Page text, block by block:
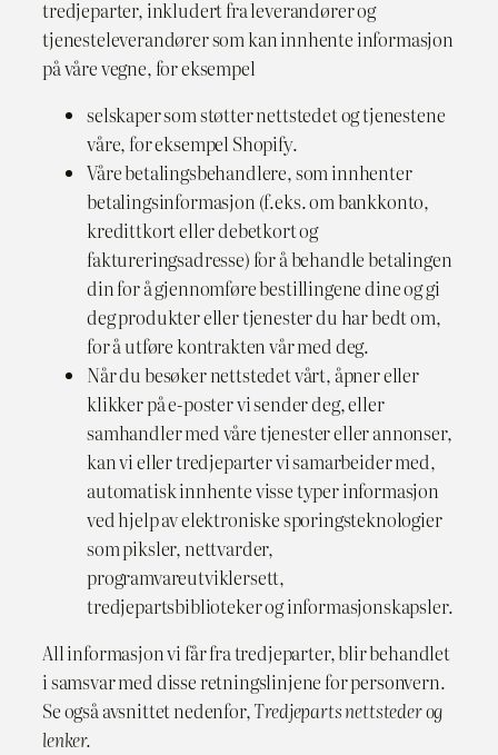
tredjeparter, inkludert fra leverandører og
tjenesteleverandører som kan innhente informasjon
på våre vegne, for eksempel
selskaper som støtter nettstedet og tjenestene
våre, for eksempel Shopify.
Våre betalingsbehandlere, som innhenter
betalingsinformasjon (f.eks. om bankkonto,
kredittkort eller debetkort og
faktureringsadresse) for å behandle betalingen
din for å gjennomføre bestillingene dine og gi
deg produkter eller tjenester du har bedt om,
for å utføre kontrakten vår med deg.
Når du besøker nettstedet vårt, åpner eller
klikker på e-poster vi sender deg, eller
samhandler med våre tjenester eller annonser,
kan vi eller tredjeparter vi samarbeider med,
automatisk innhente visse typer informasjon
ved hjelp av elektroniske sporingsteknologier
som piksler, nettvarder,
programvareutviklersett,
tredjepartsbiblioteker og informasjonskapsler.
All informasjon vi får fra tredjeparter, blir behandlet
i samsvar med disse retningslinjene for personvern.
Se også avsnittet nedenfor,Tredjeparts nettsteder og
lenker.